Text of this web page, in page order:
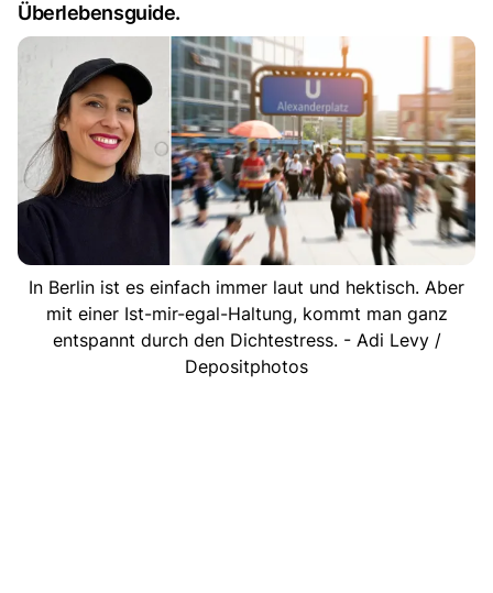
Überlebensguide.
In Berlin ist es einfach immer laut und hektisch. Aber
mit einer Ist-mir-egal-Haltung, kommt man ganz
entspannt durch den Dichtestress. - Adi Levy /
Depositphotos